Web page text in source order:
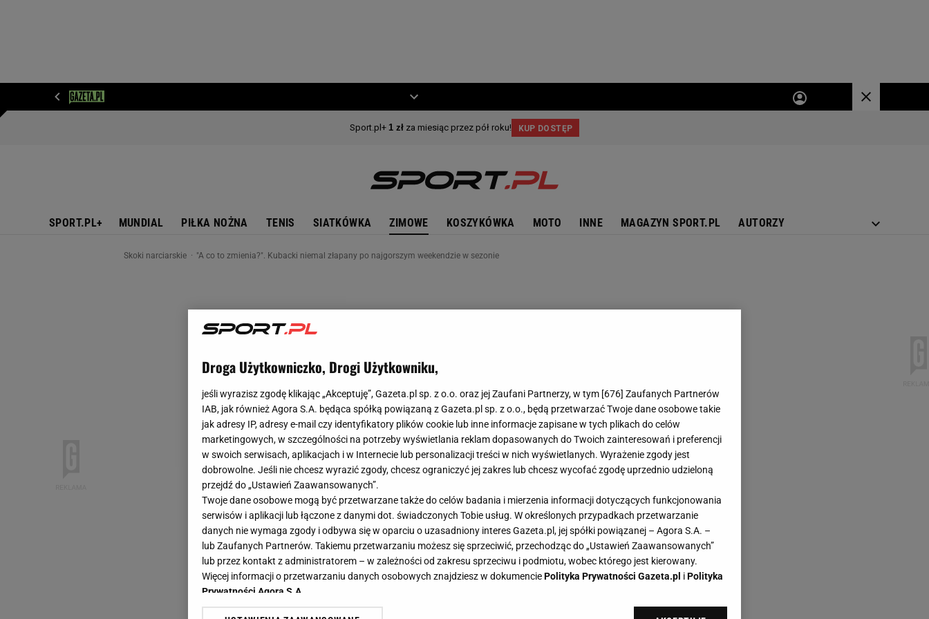
SPORT.PL+ MUNDIAL PIŁKA NOŻNA TENIS SIATKÓWKA ZIMOWE KOSZYKÓWKA MOTO INNE MAGAZYN SPORT.PL AUTORZY
Skoki narciarskie "A co to zmienia?". Kubacki niemal złapany po najgorszym weekendzie w sezonie
Droga Użytkowniczko, Drogi Użytkowniku,
jeśli wyrazisz zgodę klikając „Akceptuję”, Gazeta.pl sp. z o.o. oraz jej Zaufani Partnerzy, w tym [676] Zaufanych Partnerów
IAB, jak również Agora S.A. będąca spółką powiązaną z Gazeta.pl sp. z o.o., będą przetwarzać Twoje dane osobowe takie
jak adresy IP, adresy e-mail czy identyfikatory plików cookie lub inne informacje zapisane w tych plikach do celów
marketingowych, w szczególności na potrzeby wyświetlania reklam dopasowanych do Twoich zainteresowań i preferencji
w swoich serwisach, aplikacjach i w Internecie lub personalizacji treści w nich wyświetlanych. Wyrażenie zgody jest
dobrowolne. Jeśli nie chcesz wyrazić zgody, chcesz ograniczyć jej zakres lub chcesz wycofać zgodę uprzednio udzieloną
przejdź do „Ustawień Zaawansowanych”.
Twoje dane osobowe mogą być przetwarzane także do celów badania i mierzenia informacji dotyczących funkcjonowania
serwisów i aplikacji lub łączone z danymi dot. świadczonych Tobie usług. W określonych przypadkach przetwarzanie
danych nie wymaga zgody i odbywa się w oparciu o uzasadniony interes Gazeta.pl, jej spółki powiązanej – Agora S.A. –
lub Zaufanych Partnerów. Takiemu przetwarzaniu możesz się sprzeciwić, przechodząc do „Ustawień Zaawansowanych”
lub przez kontakt z administratorem – w zależności od zakresu sprzeciwu i podmiotu, wobec którego jest kierowany.
Więcej informacji o przetwarzaniu danych osobowych znajdziesz w dokumenciePolityka Prywatności Gazeta.pl iPolityka
Prywatności Agora S.A.